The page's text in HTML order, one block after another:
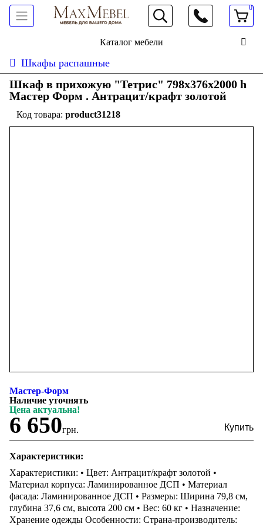
066 472 19 61
0
Каталог мебели
Шкафы распашные
Шкаф в прихожую "Тетрис" 798х376х2000 h
Мастер Форм . Антрацит/крафт золотой
product31218
Мастер-Форм
Наличие уточнять
Цена актуальна!
6 650грн.
Характеристики:
Характеристики: • Цвет: Антрацит/крафт золотой •
Материал корпуса: Ламинированное ДСП • Материал
фасада: Ламинированное ДСП • Размеры: Ширина 79,8 см,
глубина 37,6 см, высота 200 см • Вес: 60 кг • Назначение:
Хранение одежды Особенности: Страна-производитель: